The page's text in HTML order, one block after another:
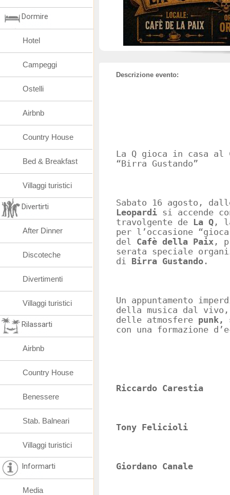
Descrizione evento:
La Q gioca in casa al
“Birra Gustando”
Sabato 16 agosto,
Leopardi si accende
travolgente de
La Q ,
per l’occasione
del Cafè della Paix ,
serata speciale
di Birra Gustando .
Un appuntamento
della musica dal
delle atmosfere
con una formazione
Riccardo Carestia
Tony Felicioli
Giordano Canale
Dormire
Hotel
Campeggi
Ostelli
Airbnb
Country House
Bed & Breakfast
Villaggi turistici
Divertirti
After Dinner
Discoteche
Divertimenti
Villaggi turistici
Rilassarti
Airbnb
Country House
Benessere
Stab. Balneari
Villaggi turistici
Informarti
Media